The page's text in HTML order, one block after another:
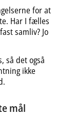
for at
Har I fælles
samliv? Jo
så det også
ikke
mål